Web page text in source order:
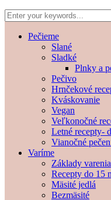
Pečieme
Slané
Sladké
Plnky a
Pečivo
Hrnčekové
Kváskovanie
Vegan
Veľkonočné
Letné recepty-
Vianočné
Varíme
Základy varenia
Recepty do 15
Mäsité jedlá
Bezmäsité